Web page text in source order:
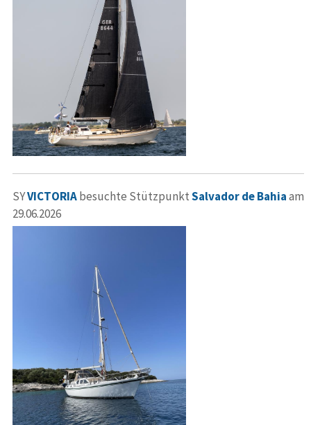
SYVICTORIAbesuchte StützpunktSalvador de Bahiaam
29.06.2026